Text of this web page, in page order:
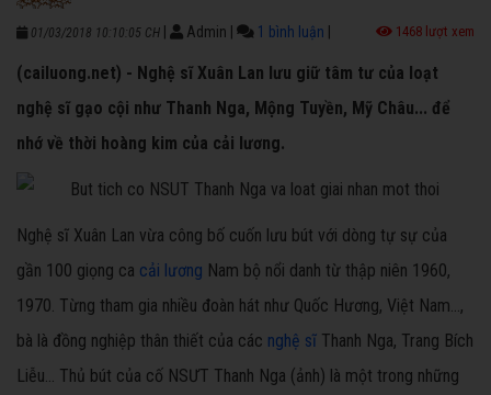
01/03/2018 10:10:05 CH Admin 1 bình luận 1468 lượt xem
(cailuong.net) - Nghệ sĩ Xuân Lan lưu giữ tâm tư của loạt
nghệ sĩ gạo cội như Thanh Nga, Mộng Tuyền, Mỹ Châu... để
nhớ về thời hoàng kim của cải lương.
Nghệ sĩ Xuân Lan vừa công bố cuốn lưu bút với dòng tự sự của
gần 100 giọng ca cải lương Nam bộ nổi danh từ thập niên 1960,
1970. Từng tham gia nhiều đoàn hát như Quốc Hương, Việt Nam...,
bà là đồng nghiệp thân thiết của các nghệ sĩ Thanh Nga, Trang Bích
Liễu... Thủ bút của cố NSƯT Thanh Nga (ảnh) là một trong những